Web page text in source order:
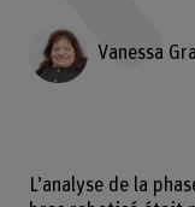
Vanessa
L’analyse de la